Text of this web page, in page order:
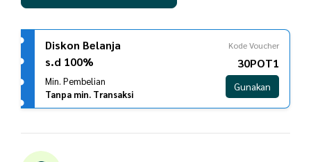
Diskon Belanja
s.d 100%
Min. Pembelian
Tanpa min. Transaksi
Kode Voucher
30POT1
Gunakan